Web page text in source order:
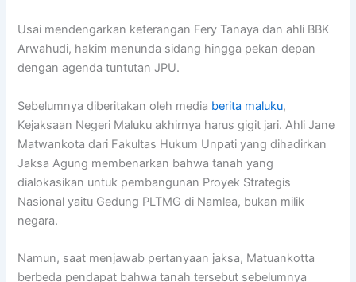
Usai mendengarkan keterangan Fery Tanaya dan ahli BBK
Arwahudi, hakim menunda sidang hingga pekan depan
dengan agenda tuntutan JPU.
Sebelumnya diberitakan oleh media berita maluku,
Kejaksaan Negeri Maluku akhirnya harus gigit jari. Ahli Jane
Matwankota dari Fakultas Hukum Unpati yang dihadirkan
Jaksa Agung membenarkan bahwa tanah yang
dialokasikan untuk pembangunan Proyek Strategis
Nasional yaitu Gedung PLTMG di Namlea, bukan milik
negara.
Namun, saat menjawab pertanyaan jaksa, Matuankotta
berbeda pendapat bahwa tanah tersebut sebelumnya